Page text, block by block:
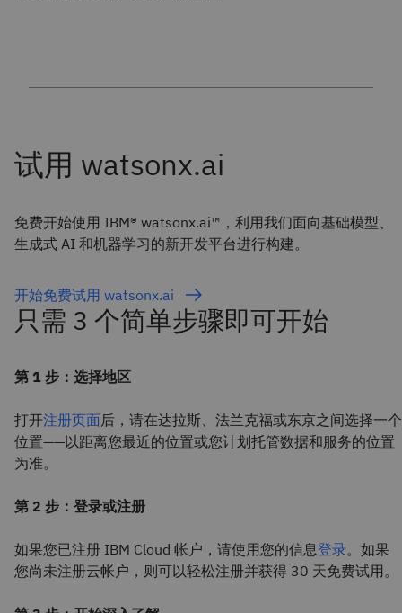
免费开始使用 IBM® watsonx.ai™，利用我们面向基础模型、
生成式 AI 和机器学习的新开发平台进行构建。
开始免费试用 watsonx.ai
只需 3 个简单步骤即可开始
第 1 步：选择地区
打开注册页面后，请在达拉斯、法兰克福或东京之间选择一个
位置——以距离您最近的位置或您计划托管数据和服务的位置
为准。
第 2 步：登录或注册
如果您已注册 IBM Cloud 帐户，请使用您的信息登录。 如果
您尚未注册云帐户，则可以轻松注册并获得 30 天免费试用。